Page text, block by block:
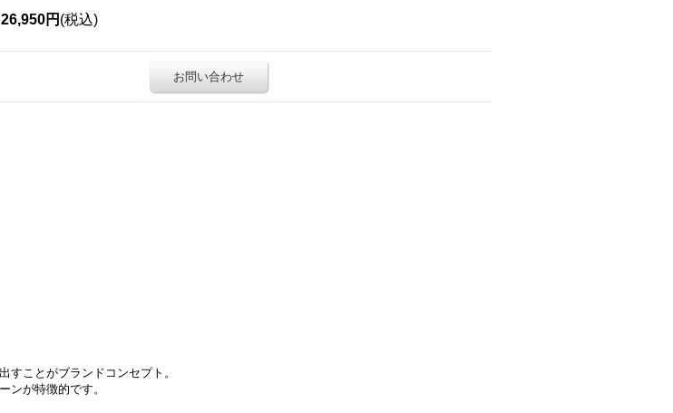
26,950円 (税込)
お問い合わせ
すことがブランドコンセプト。
ンが特徴的です。